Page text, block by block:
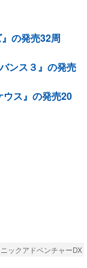
の発売32周
ンス３』の発売
ウス』の発売20
ックアドベンチャーDX